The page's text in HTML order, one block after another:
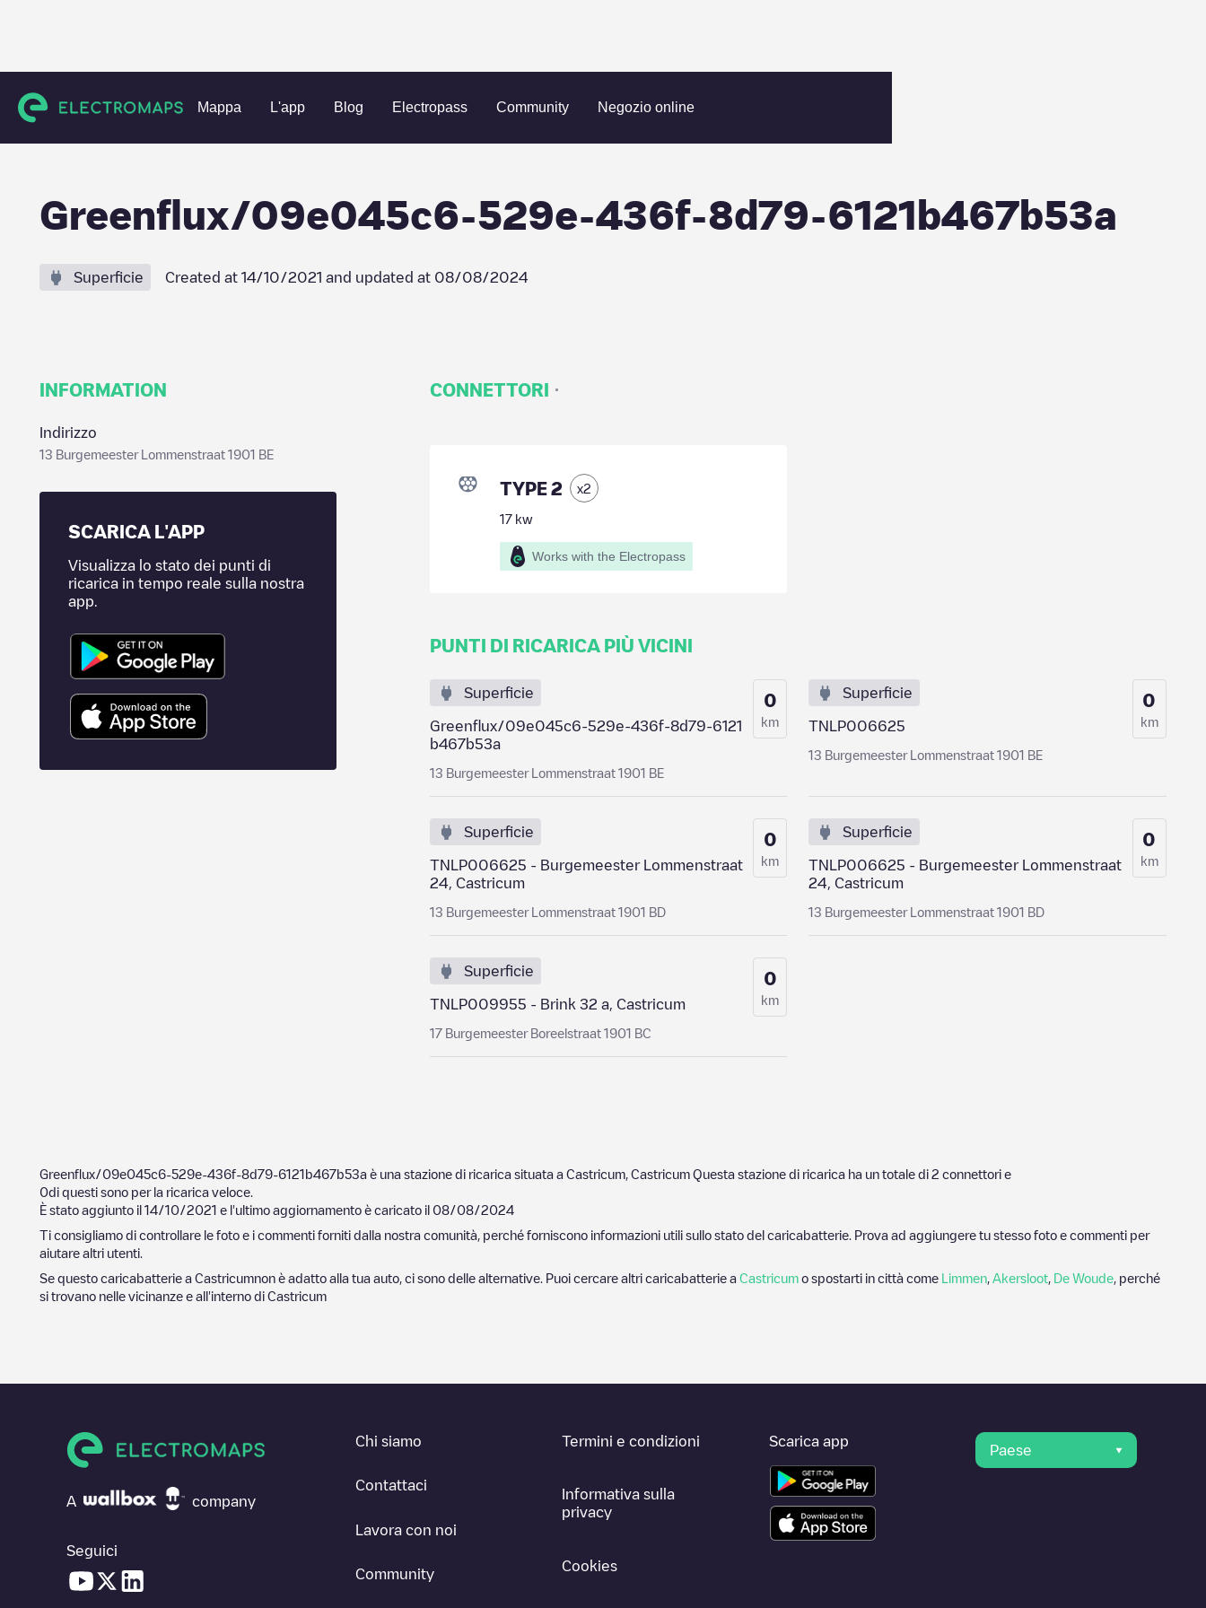
Mappa L'app Blog Electropass Community Negozio online
Charging stations Paesi Bassi Castricum Castricum Greenflux/09e045c6-529e-436f-8d79-6121b467b53a
Greenflux/09e045c6-529e-436f-8d79-6121b467b53a
Superficie Created at 14/10/2021 and updated at 08/08/2024
INFORMATION
Indirizzo
13 Burgemeester Lommenstraat 1901 BE
SCARICA L'APP
Visualizza lo stato dei punti di
ricarica in tempo reale sulla nostra
app.
CONNETTORI ·
TYPE 2 x2
17kw
Works with the Electropass
PUNTI DI RICARICA PIÙ VICINI
Superficie
Greenflux/09e045c6-529e-436f-8d79-6121
b467b53a
13 Burgemeester Lommenstraat 1901 BE
0
km
Superficie
TNLP006625
13 Burgemeester Lommenstraat 1901 BE
0
km
Superficie
TNLP006625 - Burgemeester Lommenstraat
24, Castricum
13 Burgemeester Lommenstraat 1901 BD
0
km
Superficie
TNLP006625 - Burgemeester Lommenstraat
24, Castricum
13 Burgemeester Lommenstraat 1901 BD
0
km
Superficie
TNLP009955 - Brink 32 a, Castricum
17 Burgemeester Boreelstraat 1901 BC
0
km
Greenflux/09e045c6-529e-436f-8d79-6121b467b53a è una stazione di ricarica situata a Castricum Castricum Questa stazione di ricarica ha un totale di 2 connettori e
0di questi sono per la ricarica veloce.
È stato aggiunto il 14/10/2021 e l'ultimo aggiornamento è caricato il 08/08/2024
Ti consigliamo di controllare le foto e i commenti forniti dalla nostra comunità, perché forniscono informazioni utili sullo stato del caricabatterie. Prova ad aggiungere tu stesso foto e commenti per
aiutare altri utenti.
Se questo caricabatterie a Castricumnon è adatto alla tua auto, ci sono delle alternative. Puoi cercare altri caricabatterie a Castricum o spostarti in città come Limmen Akersloot De Woude , perché
si trovano nelle vicinanze e all'interno di Castricum
A company
Seguici
Chi siamo
Contattaci
Lavora con noi
Community
Termini e condizioni
Informativa sulla
privacy
Cookies
Scarica app
Paese